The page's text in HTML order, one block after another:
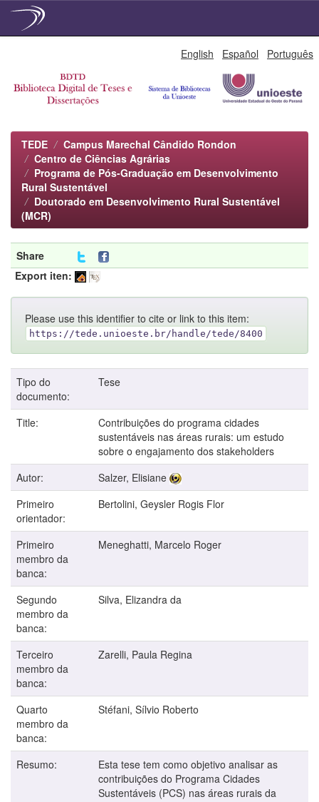
English Español Português
TEDE
Campus Marechal Cândido Rondon
Centro de Ciências Agrárias
Programa de Pós-Graduação em Desenvolvimento
Rural Sustentável
Doutorado em Desenvolvimento Rural Sustentável
(MCR)
Share
Export iten:
Please use this identifier to cite or link to this item:
https://tede.unioeste.br/handle/tede/8400
Tipo do
documento:
Tese
Title:
Contribuições do programa cidades
sustentáveis nas áreas rurais: um estudo
sobre o engajamento dos stakeholders
Autor:
Salzer, Elisiane
Primeiro
orientador:
Bertolini, Geysler Rogis Flor
Primeiro
membro da
banca:
Meneghatti, Marcelo Roger
Segundo
membro da
banca:
Silva, Elizandra da
Terceiro
membro da
banca:
Zarelli, Paula Regina
Quarto
membro da
banca:
Stéfani, Sílvio Roberto
Resumo:
Esta tese tem como objetivo analisar as
contribuições do Programa Cidades
Sustentáveis (PCS) nas áreas rurais da